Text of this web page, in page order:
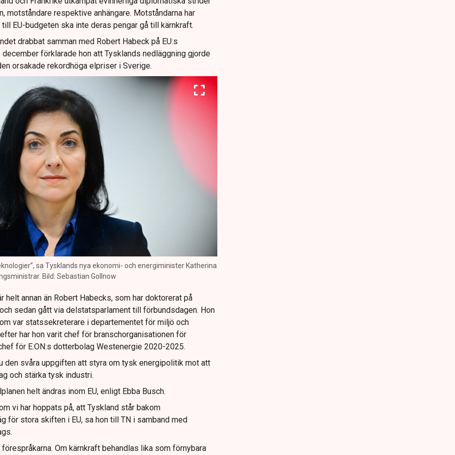
motståndare respektive anhängare. Motståndarna har
EU-budgeten ska inte deras pengar gå till kärnkraft.
drabbat samman med Robert Habeck på EU:s
förklarade hon att Tysklands nedläggning gjorde
orsakade rekordhöga elpriser i Sverige.
sa Tysklands nya ekonomi- och energiminister Katherina
Bild: Sebastian Gollnow
helt annan än Robert Habecks, som har doktorerat på
sedan gått via delstatsparlament till förbundsdagen. Hon
var statssekreterare i departementet för miljö och
har hon varit chef för branschorganisationen för
för E.ON:s dotterbolag Westenergie 2020-2025.
den svåra uppgiften att styra om tysk energipolitik mot att
och stärka tysk industri.
helt ändras inom EU, enligt Ebba Busch.
vi har hoppats på, att Tyskland står bakom
för stora skiften i EU, sa hon till TN i samband med
Om kärnkraft behandlas lika som förnybara